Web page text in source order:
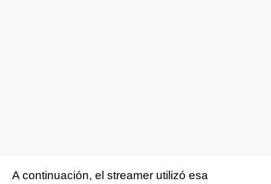
A continuación, el streamer utilizó esa